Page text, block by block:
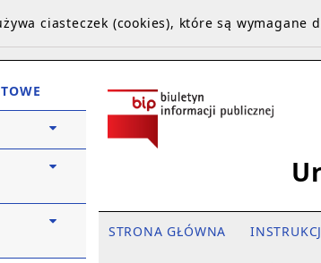
STRONA GŁÓWNA
ciasteczek (cookies), które są wymagane